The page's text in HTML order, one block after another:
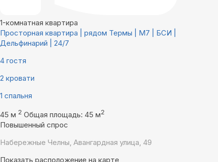
1-комнатная квартира
Просторная квартира | рядом Термы | М7 | БСИ |
Дельфинарий | 24/7
4 гостя
2 кровати
1 спальня
45 м 2 Общая площадь: 45 м2
Повышенный спрос
Набережные Челны, Авангардная улица, 49
Показать расположение на карте